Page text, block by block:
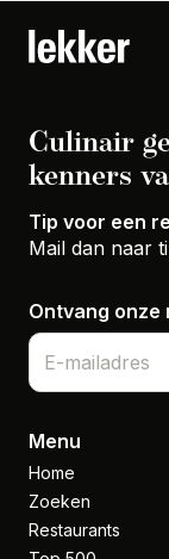
Culinair
kenners
Tip voor een
Mail dan naar
Ontvang
Menu
Home
Zoeken
Restaurants